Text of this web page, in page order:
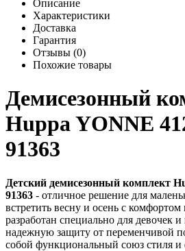
Описание
Характеристики
Доставка
Гарантия
Отзывы (0)
Похожие товары
Демисезонный
Huppa YONNE
91363
Детский демисезонный комплект
91363 - отличное решение для
встретить весну и осень с
разработан специально для девочек и
надежную защиту от переменчивой
собой функциональный союз стиля и